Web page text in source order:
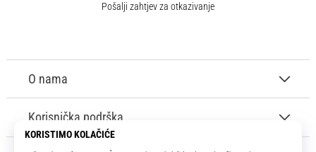
O nama
Korisnička podrška
Pošalji zahtjev za otkazivanje